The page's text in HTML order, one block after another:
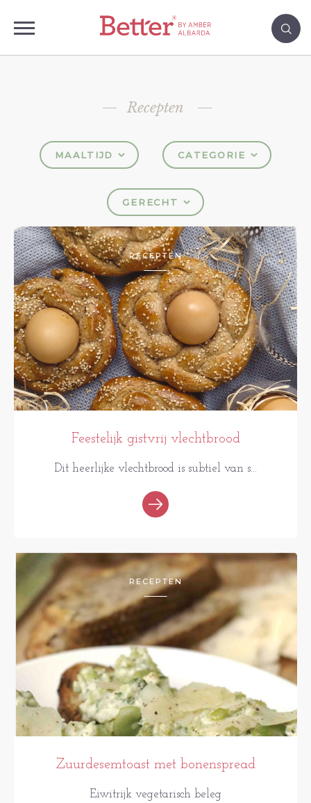
Recepten
MAALTIJD CATEGORIE
GERECHT
RECEPTEN
Feestelijk gistvrij vlechtbrood
Dit heerlijke vlechtbrood is subtiel van s...
RECEPTEN
Zuurdesemtoast met bonenspread
Eiwitrijk vegetarisch beleg